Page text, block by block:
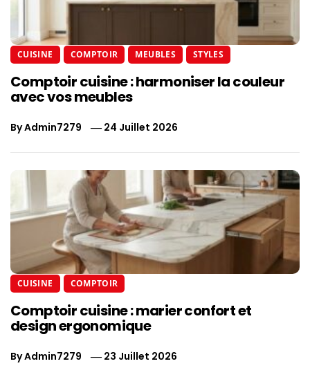
CUISINE COMPTOIR MEUBLES STYLES
Comptoir cuisine : harmoniser la couleur
avec vos meubles
ByAdmin7279 24 Juillet 2026
CUISINE COMPTOIR
Comptoir cuisine : marier confort et
design ergonomique
ByAdmin7279 23 Juillet 2026